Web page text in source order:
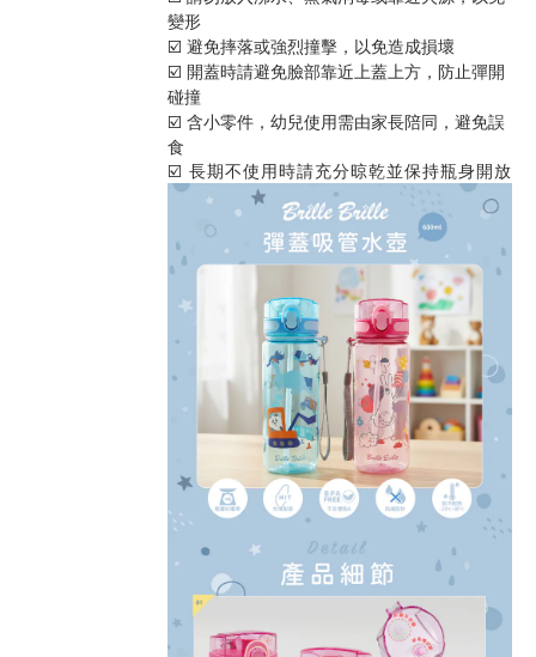
變形
☑️ 避免摔落或強烈撞擊，以免造成損壞
☑️ 開蓋時請避免臉部靠近上蓋上方，防止彈開
碰撞
☑️ 含小零件，幼兒使用需由家長陪同，避免誤
食
☑️ 長期不使用時請充分晾乾並保持瓶身開放